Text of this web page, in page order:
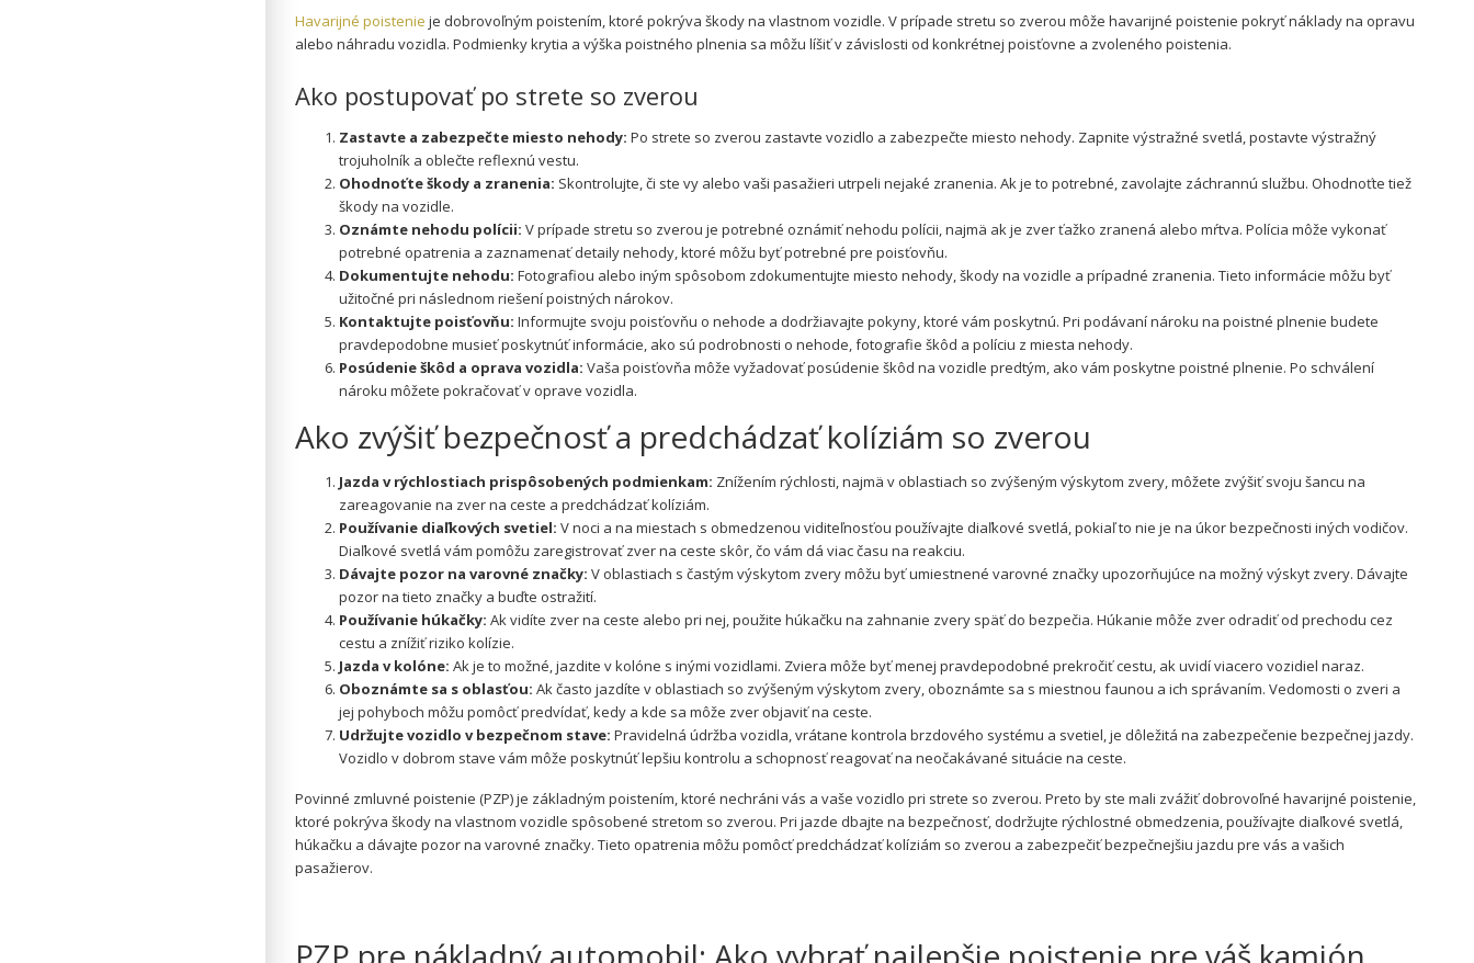
Havarijné poistenie je dobrovoľným poistením, ktoré pokrýva škody na vlastnom vozidle. V prípade stretu so zverou môže havarijné poistenie pokryť náklady na opravu
alebo náhradu vozidla. Podmienky krytia a výška poistného plnenia sa môžu líšiť v závislosti od konkrétnej poisťovne a zvoleného poistenia.
Ako postupovať po strete so zverou
Zastavte a zabezpečte miesto nehody: Po strete so zverou zastavte vozidlo a zabezpečte miesto nehody. Zapnite výstražné svetlá, postavte výstražný
trojuholník a oblečte reflexnú vestu.
Ohodnoťte škody a zranenia: Skontrolujte, či ste vy alebo vaši pasažieri utrpeli nejaké zranenia. Ak je to potrebné, zavolajte záchrannú službu. Ohodnoťte tiež
škody na vozidle.
Oznámte nehodu polícii: V prípade stretu so zverou je potrebné oznámiť nehodu polícii, najmä ak je zver ťažko zranená alebo mŕtva. Polícia môže vykonať
potrebné opatrenia a zaznamenať detaily nehody, ktoré môžu byť potrebné pre poisťovňu.
Dokumentujte nehodu: Fotografiou alebo iným spôsobom zdokumentujte miesto nehody, škody na vozidle a prípadné zranenia. Tieto informácie môžu byť
užitočné pri následnom riešení poistných nárokov.
Kontaktujte poisťovňu: Informujte svoju poisťovňu o nehode a dodržiavajte pokyny, ktoré vám poskytnú. Pri podávaní nároku na poistné plnenie budete
pravdepodobne musieť poskytnúť informácie, ako sú podrobnosti o nehode, fotografie škôd a políciu z miesta nehody.
Posúdenie škôd a oprava vozidla: Vaša poisťovňa môže vyžadovať posúdenie škôd na vozidle predtým, ako vám poskytne poistné plnenie. Po schválení
nároku môžete pokračovať v oprave vozidla.
Ako zvýšiť bezpečnosť a predchádzať kolíziám so zverou
Jazda v rýchlostiach prispôsobených podmienkam: Znížením rýchlosti, najmä v oblastiach so zvýšeným výskytom zvery, môžete zvýšiť svoju šancu na
zareagovanie na zver na ceste a predchádzať kolíziám.
Používanie diaľkových svetiel: V noci a na miestach s obmedzenou viditeľnosťou používajte diaľkové svetlá, pokiaľ to nie je na úkor bezpečnosti iných vodičov.
Diaľkové svetlá vám pomôžu zaregistrovať zver na ceste skôr, čo vám dá viac času na reakciu.
Dávajte pozor na varovné značky: V oblastiach s častým výskytom zvery môžu byť umiestnené varovné značky upozorňujúce na možný výskyt zvery. Dávajte
pozor na tieto značky a buďte ostražití.
Používanie húkačky: Ak vidíte zver na ceste alebo pri nej, použite húkačku na zahnanie zvery späť do bezpečia. Húkanie môže zver odradiť od prechodu cez
cestu a znížiť riziko kolízie.
Jazda v kolóne: Ak je to možné, jazdite v kolóne s inými vozidlami. Zviera môže byť menej pravdepodobné prekročiť cestu, ak uvidí viacero vozidiel naraz.
Oboznámte sa s oblasťou: Ak často jazdíte v oblastiach so zvýšeným výskytom zvery, oboznámte sa s miestnou faunou a ich správaním. Vedomosti o zveri a
jej pohyboch môžu pomôcť predvídať, kedy a kde sa môže zver objaviť na ceste.
Udržujte vozidlo v bezpečnom stave: Pravidelná údržba vozidla, vrátane kontrola brzdového systému a svetiel, je dôležitá na zabezpečenie bezpečnej jazdy.
Vozidlo v dobrom stave vám môže poskytnúť lepšiu kontrolu a schopnosť reagovať na neočakávané situácie na ceste.
Povinné zmluvné poistenie (PZP) je základným poistením, ktoré nechráni vás a vaše vozidlo pri strete so zverou. Preto by ste mali zvážiť dobrovoľné havarijné poistenie,
ktoré pokrýva škody na vlastnom vozidle spôsobené stretom so zverou. Pri jazde dbajte na bezpečnosť, dodržujte rýchlostné obmedzenia, používajte diaľkové svetlá,
húkačku a dávajte pozor na varovné značky. Tieto opatrenia môžu pomôcť predchádzať kolíziám so zverou a zabezpečiť bezpečnejšiu jazdu pre vás a vašich
pasažierov.